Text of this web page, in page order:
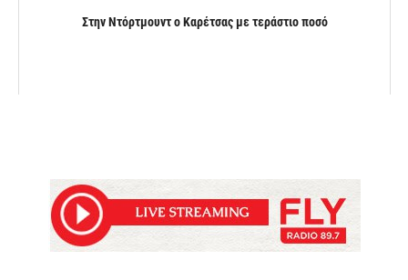
Στην Ντόρτμουντ ο Καρέτσας με τεράστιο ποσό